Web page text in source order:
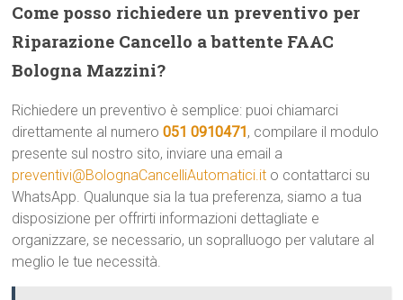
Come posso richiedere un preventivo per
Riparazione Cancello a battente FAAC
Bologna Mazzini?
Richiedere un preventivo è semplice: puoi chiamarci
direttamente al numero051 0910471, compilare il modulo
presente sul nostro sito, inviare una email a
preventivi@BolognaCancelliAutomatici.it o contattarci su
WhatsApp. Qualunque sia la tua preferenza, siamo a tua
disposizione per offrirti informazioni dettagliate e
organizzare, se necessario, un sopralluogo per valutare al
meglio le tue necessità.